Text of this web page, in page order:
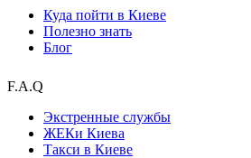
Куда пойти в Киеве
Полезно знать
Блог
F.A.Q
Экстренные службы
ЖЕКи Киева
Такси в Киеве